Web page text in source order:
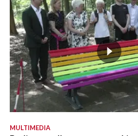
MULTIMEDIA